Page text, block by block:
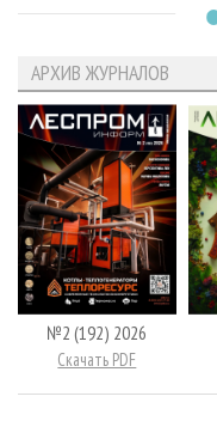
АРХИВ ЖУРНАЛОВ
№2 (192) 2026
Скачать PDF